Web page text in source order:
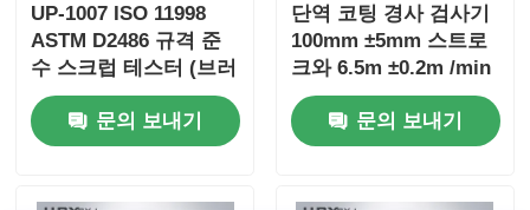
UP-1007 ISO 11998
ASTM D2486 규격 준
수 스크럽 테스터 (브러
시 이동 주파수 37 ±
1cpm, 양극 산화 알루
미늄 본체)
문의 보내기
단역 코팅 경사 검사기
100mm ±5mm 스트로
크와 6.5m ±0.2m /min
속도 내구성 테스트
문의 보내기